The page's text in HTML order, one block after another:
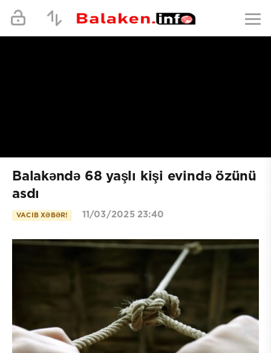
Balakəndə 68 yaşlı kişi evində özünü
asdı
VACIB XƏBƏR! 11/03/2025 23:40